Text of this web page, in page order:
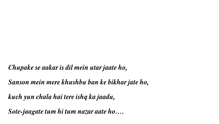
Chupake se aakar is dil mein utar jaate ho,
Sanson mein mere khushbu ban ke bikhar jate ho,
kuch yun chala hai tere ishq ka jaadu,
Sote-jaagate tum hi tum nazar aate ho….